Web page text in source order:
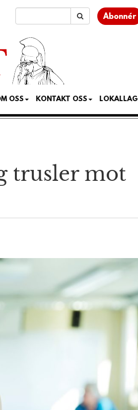
Abonnér
OSS KONTAKT OSS LOKALLAG
trusler mot